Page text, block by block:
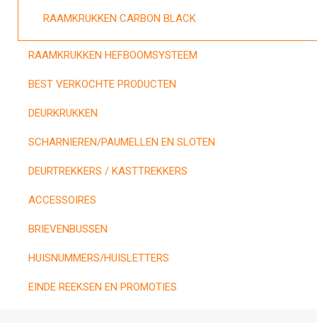
RAAMKRUKKEN CARBON BLACK
RAAMKRUKKEN HEFBOOMSYSTEEM
BEST VERKOCHTE PRODUCTEN
DEURKRUKKEN
SCHARNIEREN/PAUMELLEN EN SLOTEN
DEURTREKKERS / KASTTREKKERS
ACCESSOIRES
BRIEVENBUSSEN
HUISNUMMERS/HUISLETTERS
EINDE REEKSEN EN PROMOTIES